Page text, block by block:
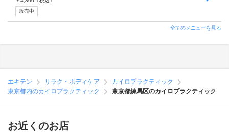
販売中
全てのメニューを見る
エキテン リラク・ボディケア
カイロプラクティック
東京都内のカイロプラクティック
東京都練馬区のカイロプラクティック
お近くのお店